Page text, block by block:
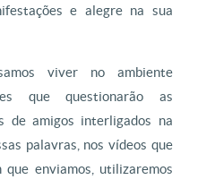
e alegre na sua
viver no ambiente
que questionarão as
de amigos interligados na
palavras, nos vídeos que
que enviamos, utilizaremos